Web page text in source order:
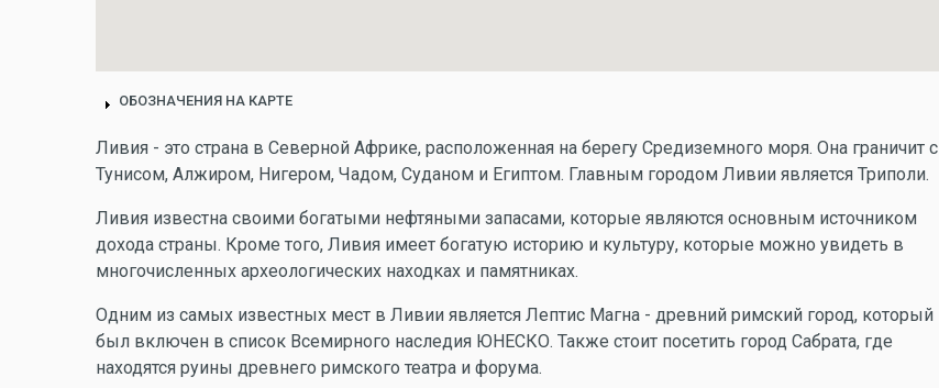
ОБОЗНАЧЕНИЯ НА КАРТЕ
Ливия - это страна в Северной Африке, расположенная на берегу Средиземного моря. Она граничит с
Тунисом, Алжиром, Нигером, Чадом, Суданом и Египтом. Главным городом Ливии является Триполи.
Ливия известна своими богатыми нефтяными запасами, которые являются основным источником
дохода страны. Кроме того, Ливия имеет богатую историю и культуру, которые можно увидеть в
многочисленных археологических находках и памятниках.
Одним из самых известных мест в Ливии является Лептис Магна - древний римский город, который
был включен в список Всемирного наследия ЮНЕСКО. Также стоит посетить город Сабрата, где
находятся руины древнего римского театра и форума.